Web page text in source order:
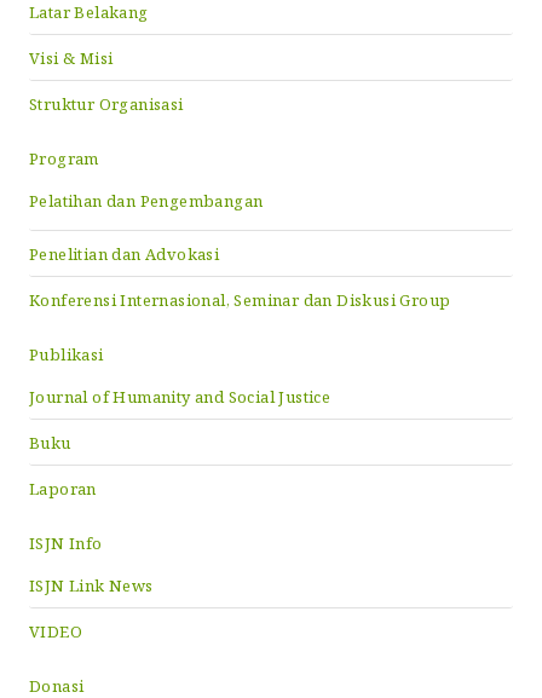
Latar Belakang
Visi & Misi
Struktur Organisasi
Program
Pelatihan dan Pengembangan
Penelitian dan Advokasi
Konferensi Internasional, Seminar dan Diskusi Group
Publikasi
Journal of Humanity and Social Justice
Buku
Laporan
ISJN Info
ISJN Link News
VIDEO
Donasi